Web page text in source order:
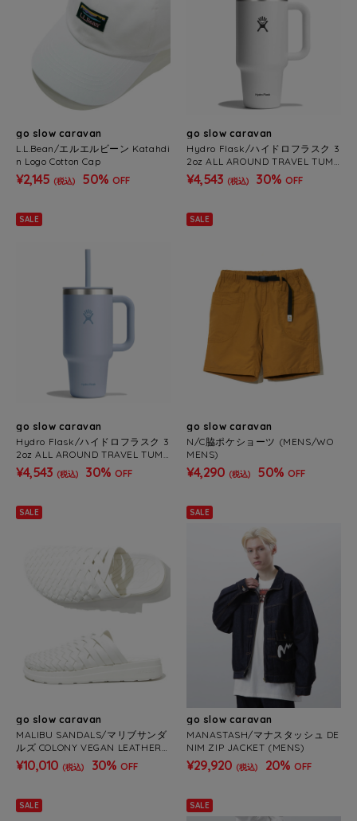
go slow caravan
L.L.Bean/エルエルビーン Katahdi
n Logo Cotton Cap
¥2,145 (税込) 50% OFF
go slow caravan
Hydro Flask/ハイドロフラスク 3
2oz ALL AROUND TRAVEL TUMB
LER
¥4,543 (税込) 30% OFF
SALE
go slow caravan
Hydro Flask/ハイドロフラスク 3
2oz ALL AROUND TRAVEL TUMB
LER
¥4,543 (税込) 30% OFF
SALE
go slow caravan
N/C脇ポケショーツ (MENS/WO
MENS)
¥4,290 (税込) 50% OFF
SALE
go slow caravan
MALIBU SANDALS/マリブサンダ
ルズ COLONY VEGAN LEATHER
(MENS/WOMENS)
¥10,010 (税込) 30% OFF
SALE
go slow caravan
MANASTASH/マナスタッシュ DE
NIM ZIP JACKET (MENS)
¥29,920 (税込) 20% OFF
SALE SALE